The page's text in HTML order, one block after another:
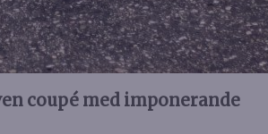
coupé med imponerande